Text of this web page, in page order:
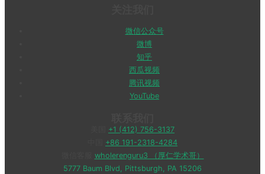
微信公众号
微博
知乎
西瓜视频
腾讯视频
YouTube
+1 (412) 756-3137
+86 191-2318-4284
wholerenguru3 （厚仁学术哥）
5777 Baum Blvd, Pittsburgh, PA 15206